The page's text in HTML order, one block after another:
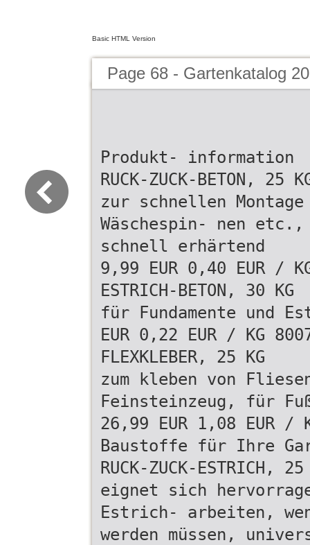
Basic HTML Version
Page 68 - Gartenkatalog
Produkt- information
RUCK-ZUCK-BETON, 25
zur schnellen
Wäschespin- nen etc.,
schnell erhärtend
9,99 EUR 0,40 EUR /
ESTRICH-BETON, 30 KG
für Fundamente und
EUR 0,22 EUR / KG
FLEXKLEBER, 25 KG
zum kleben von
Feinsteinzeug, für
26,99 EUR 1,08 EUR /
Baustoffe für Ihre
RUCK-ZUCK-ESTRICH, 25
eignet sich
Estrich- arbeiten,
werden müssen,